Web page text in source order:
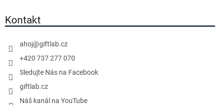
Kontakt
ahoj@giftlab.cz
+420 737 277 070
Sledujte Nás na Facebook
giftlab.cz
Náš kanál na YouTube